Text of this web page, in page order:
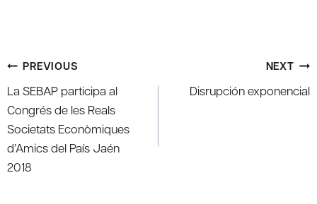
Post
navigation
PREVIOUS
La SEBAP participa al
Congrés de les Reals
Societats Econòmiques
d’Amics del País Jaén
2018
NEXT
Disrupción exponencial